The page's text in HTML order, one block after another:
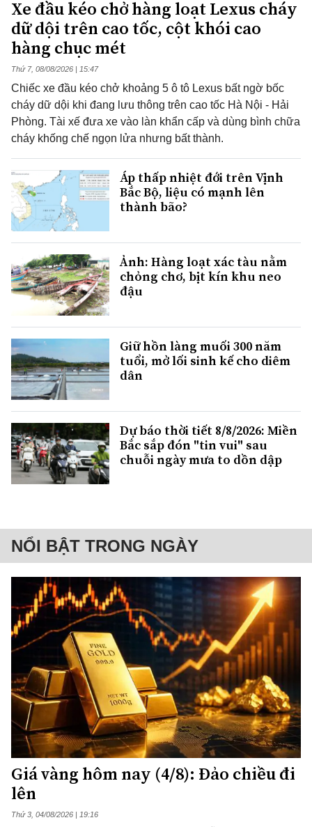
Xe đầu kéo chở hàng loạt Lexus cháy
dữ dội trên cao tốc, cột khói cao
hàng chục mét
Thứ 7, 08/08/2026 | 15:47
Chiếc xe đầu kéo chở khoảng 5 ô tô Lexus bất ngờ bốc
cháy dữ dội khi đang lưu thông trên cao tốc Hà Nội - Hải
Phòng. Tài xế đưa xe vào làn khẩn cấp và dùng bình chữa
cháy khống chế ngọn lửa nhưng bất thành.
Áp thấp nhiệt đới trên Vịnh
Bắc Bộ, liệu có mạnh lên
thành bão?
Ảnh: Hàng loạt xác tàu nằm
chỏng chơ, bịt kín khu neo
đậu
Giữ hồn làng muối 300 năm
tuổi, mở lối sinh kế cho diêm
dân
Dự báo thời tiết 8/8/2026: Miền
Bắc sắp đón "tin vui" sau
chuỗi ngày mưa to dồn dập
NỔI BẬT TRONG NGÀY
Giá vàng hôm nay (4/8): Đảo chiều đi
lên
Thứ 3, 04/08/2026 | 19:16